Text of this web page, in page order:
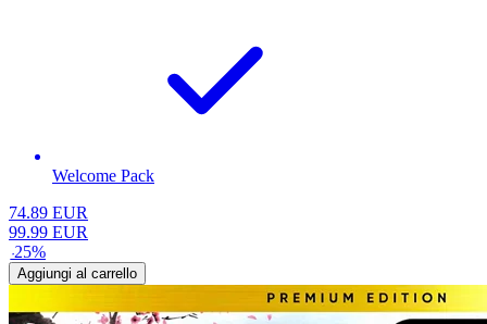
Welcome Pack
74.89 EUR
99.99 EUR
-25%
Aggiungi al carrello